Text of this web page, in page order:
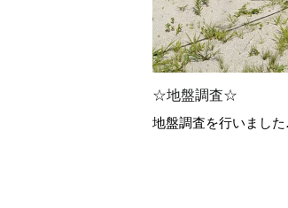
☆地盤調査☆
地盤調査を行いました